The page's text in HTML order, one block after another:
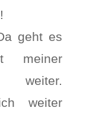
geht es
meiner
weiter.
weiter